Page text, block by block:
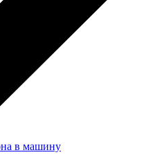
в машину